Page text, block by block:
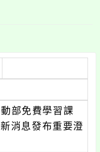
部免費學習課
消息發布重要澄